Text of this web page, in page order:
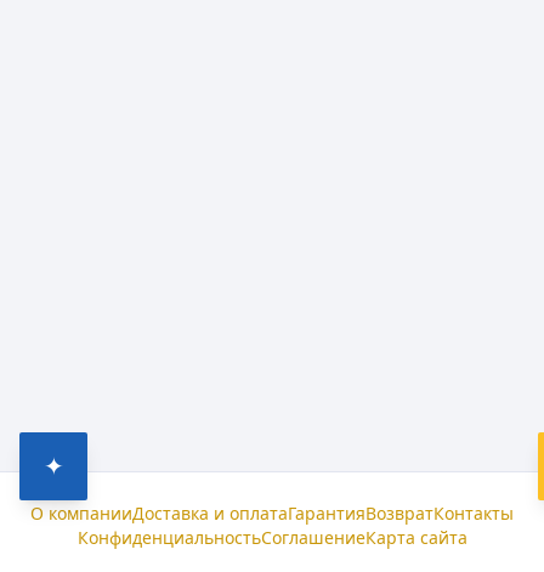
✦
О компанииДоставка и оплатаГарантияВозвратКонтакты
КонфиденциальностьСоглашениеКарта сайта